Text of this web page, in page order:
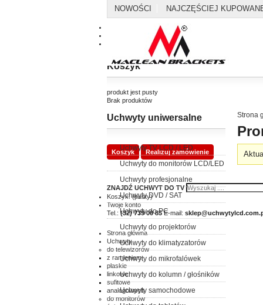
NOWOŚCI NAJCZĘŚCIEJ
Koszyk
produkt jest pusty
Brak produktów
0,00 zł Dostawa
0,00 zł Razem
Koszyk Realizuj zamówienie
ZNAJDŹ UCHWYT DO TV
Koszyk:(pusty)
Twoje konto
Tel.: (32) 739 00 85 E-mail:
Strona główna
Uchwyty
do telewizorów
z ramieniem
płaskie
linkowe
sufitowe
analogowych
do monitorów
Uchwyty uniwersalne
Uchwyty TV LCD / LED
Uchwyty do monitorów LCD/LED
Uchwyty profesjonalne
Uchwyty DVD / SAT
Uchwyty do PC
Uchwyty do projektorów
Uchwyty do klimatyzatorów
Uchwyty do mikrofalówek
Uchwyty do kolumn / głośników
Uchwyty samochodowe
Strona